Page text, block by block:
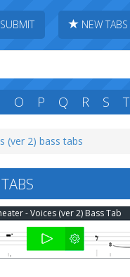
SUBMIT NEW TABS
O P Q R S T
(ver 2) bass tabs
- Voices (ver 2) Bass Tab